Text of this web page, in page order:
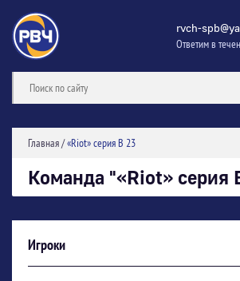
rvch-
Ответим в
Главная/«Riot» серия В 23
Команда "«Riot» серия
Игроки